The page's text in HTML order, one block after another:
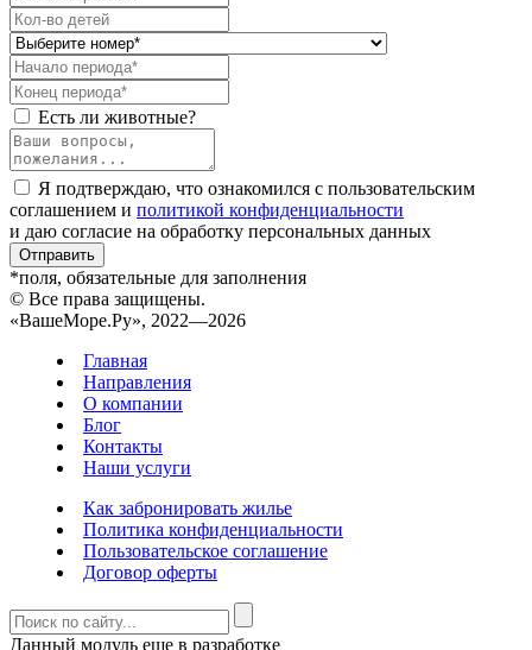
Есть ли животные?
Я подтверждаю, что ознакомился с пользовательским
соглашением и политикой конфиденциальности
и даю согласие на обработку персональных данных
Отправить
*поля, обязательные для заполнения
© Все права защищены.
«ВашеМоре.Ру», 2022—2026
Главная
Направления
О компании
Блог
Контакты
Наши услуги
Как забронировать жилье
Политика конфиденциальности
Пользовательское соглашение
Договор оферты
Данный модуль еще в разработке